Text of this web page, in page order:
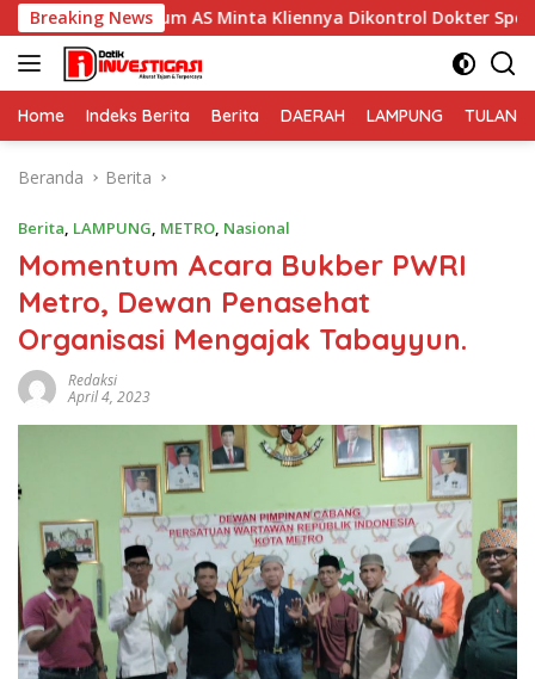
Langsung
ke
konten
Breaking News
AS Minta Kliennya Dikontrol Dokter Spesialis Kejiwaan
Home Indeks Berita Berita DAERAH LAMPUNG TULANG
Beranda Berita
Berita, LAMPUNG, METRO, Nasional
Momentum Acara Bukber PWRI
Metro, Dewan Penasehat
Organisasi Mengajak Tabayyun.
Redaksi
April 4, 2023